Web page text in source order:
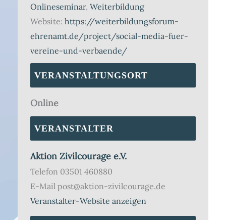
Onlineseminar, Weiterbildung
Website: https://weiterbildungsforum-
ehrenamt.de/project/social-media-fuer-
vereine-und-verbaende/
VERANSTALTUNGSORT
Online
VERANSTALTER
Aktion Zivilcourage e.V.
Telefon 03501 460880
E-Mail post@aktion-zivilcourage.de
Veranstalter-Website anzeigen